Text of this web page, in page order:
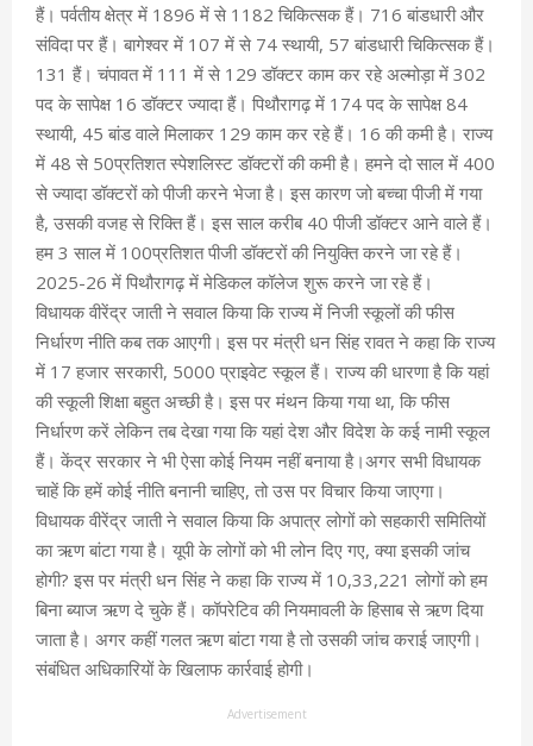
हैं। पर्वतीय क्षेत्र में 1896 में से 1182 चिकित्सक हैं। 716 बांडधारी और
संविदा पर हैं। बागेश्वर में 107 में से 74 स्थायी, 57 बांडधारी चिकित्सक हैं।
131 हैं। चंपावत में 111 में से 129 डॉक्टर काम कर रहे अल्मोड़ा में 302
पद के सापेक्ष 16 डॉक्टर ज्यादा हैं। पिथौरागढ़ में 174 पद के सापेक्ष 84
स्थायी, 45 बांड वाले मिलाकर 129 काम कर रहे हैं। 16 की कमी है। राज्य
में 48 से 50प्रतिशत स्पेशलिस्ट डॉक्टरों की कमी है। हमने दो साल में 400
से ज्यादा डॉक्टरों को पीजी करने भेजा है। इस कारण जो बच्चा पीजी में गया
है, उसकी वजह से रिक्ति हैं। इस साल करीब 40 पीजी डॉक्टर आने वाले हैं।
हम 3 साल में 100प्रतिशत पीजी डॉक्टरों की नियुक्ति करने जा रहे हैं।
2025-26 में पिथौरागढ़ में मेडिकल कॉलेज शुरू करने जा रहे हैं।
विधायक वीरेंद्र जाती ने सवाल किया कि राज्य में निजी स्कूलों की फीस
निर्धारण नीति कब तक आएगी। इस पर मंत्री धन सिंह रावत ने कहा कि राज्य
में 17 हजार सरकारी, 5000 प्राइवेट स्कूल हैं। राज्य की धारणा है कि यहां
की स्कूली शिक्षा बहुत अच्छी है। इस पर मंथन किया गया था, कि फीस
निर्धारण करें लेकिन तब देखा गया कि यहां देश और विदेश के कई नामी स्कूल
हैं। केंद्र सरकार ने भी ऐसा कोई नियम नहीं बनाया है।अगर सभी विधायक
चाहें कि हमें कोई नीति बनानी चाहिए, तो उस पर विचार किया जाएगा।
विधायक वीरेंद्र जाती ने सवाल किया कि अपात्र लोगों को सहकारी समितियों
का ऋण बांटा गया है। यूपी के लोगों को भी लोन दिए गए, क्या इसकी जांच
होगी? इस पर मंत्री धन सिंह ने कहा कि राज्य में 10,33,221 लोगों को हम
बिना ब्याज ऋण दे चुके हैं। कॉपरेटिव की नियमावली के हिसाब से ऋण दिया
जाता है। अगर कहीं गलत ऋण बांटा गया है तो उसकी जांच कराई जाएगी।
संबंधित अधिकारियों के खिलाफ कार्रवाई होगी।
Advertisement